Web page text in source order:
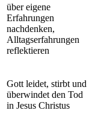
über eigene
Erfahrungen
nachdenken,
Alltagserfahrungen
reflektieren
Gott leidet, stirbt und
überwindet den Tod
in Jesus Christus